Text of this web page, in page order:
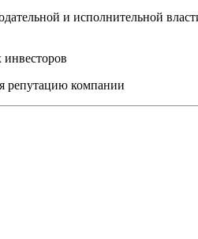
и исполнительной
репутацию компании